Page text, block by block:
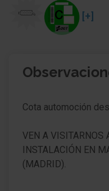
[+]
Cota automoción
VEN A VISITARNOS
INSTALACIÓN EN
(MADRID).